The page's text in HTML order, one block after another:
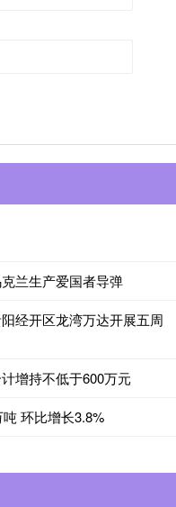
兰生产爱国者导弹
经开区龙湾万达开展五周
增持不低于600万元
环比增长3.8%